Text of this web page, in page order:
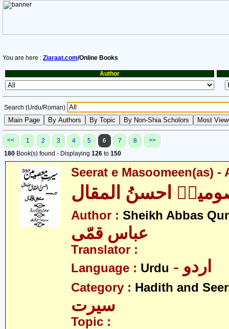
You are here : Ziaraat.com/Online Books
Author
Search (Urdu/Roman)
<< 1 2 3 4 5 6 7 8
>>
180 Book(s) found - Displaying 126 to 150
Seerat e Masoomeen(as) -
احسنُ المقال
Author : Sheikh Abbas
عباس قمّی
Translator :
Language : Urdu - اردو
Category : Hadith and
سیرت
Topic :